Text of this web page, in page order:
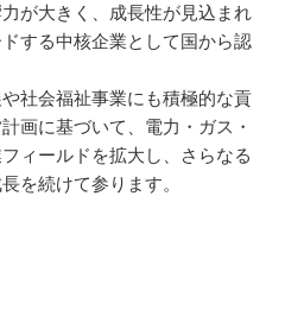
が大きく、成長性が見込まれ
する中核企業として国から認
社会福祉事業にも積極的な貢
画に基づいて、電力・ガス・
ィールドを拡大し、さらなる
を続けて参ります。